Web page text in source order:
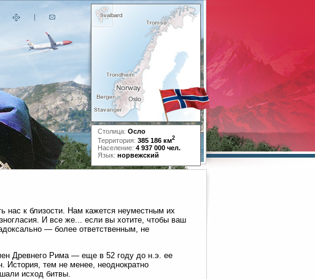
Столица: Осло
Территория: 385 186 км2
Население: 4 937 000 чел.
Язык: норвежский
нас к близости. Нам кажется неуместным их
И все же... если вы хотите, чтобы ваш
— более ответственным, не
Древнего Рима — еще в 52 году до н.э. ее
История, тем не менее, неоднократно
исход битвы.